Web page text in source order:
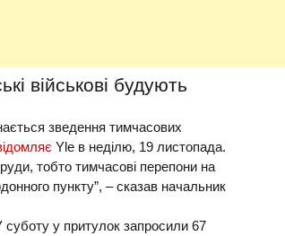
військові будують
зведення тимчасових
Yle в неділю, 19 листопада.
тобто тимчасові перепони на
пункту”, – сказав начальник
суботу у притулок запросили 67